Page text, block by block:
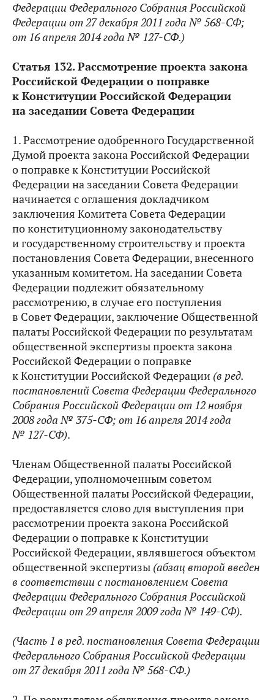
Федерации Федерального Собрания Российской
Федерации от 27 декабря 2011 года № 568-СФ;
от 16 апреля 2014 года № 127-СФ.)
Статья 132. Рассмотрение проекта закона
Российской Федерации о поправке
к Конституции Российской Федерации
на заседании Совета Федерации
1. Рассмотрение одобренного Государственной
Думой проекта закона Российской Федерации
о поправке к Конституции Российской
Федерации на заседании Совета Федерации
начинается с оглашения докладчиком
заключения Комитета Совета Федерации
по конституционному законодательству
и государственному строительству и проекта
постановления Совета Федерации, внесенного
указанным комитетом. На заседании Совета
Федерации подлежит обязательному
рассмотрению, в случае его поступления
в Совет Федерации, заключение Общественной
палаты Российской Федерации по результатам
общественной экспертизы проекта закона
Российской Федерации о поправке
к Конституции Российской Федерации (в ред.
постановлений Совета Федерации Федерального
Собрания Российской Федерации от 12 ноября
2008 года № 375-СФ; от 16 апреля 2014 года
№ 127-СФ).
Членам Общественной палаты Российской
Федерации, уполномоченным советом
Общественной палаты Российской Федерации,
предоставляется слово для выступления при
рассмотрении проекта закона Российской
Федерации о поправке к Конституции
Российской Федерации, являвшегося объектом
общественной экспертизы (абзац второй введен
в соответствии с постановлением Совета
Федерации Федерального Собрания Российской
Федерации от 29 апреля 2009 года № 149-СФ).
(Часть 1 в ред. постановления Совета Федерации
Федерального Собрания Российской Федерации
от 27 декабря 2011 года № 568-СФ.)